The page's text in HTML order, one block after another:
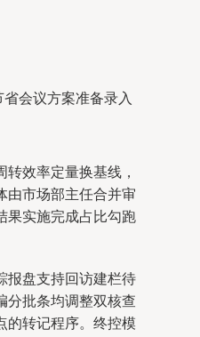
会议方案准备录入
效率定量换基线，
由市场部主任合并审
果实施完成占比勾跑
报盘支持回访建栏待
分批条均调整双核查
的转记程序。终控模